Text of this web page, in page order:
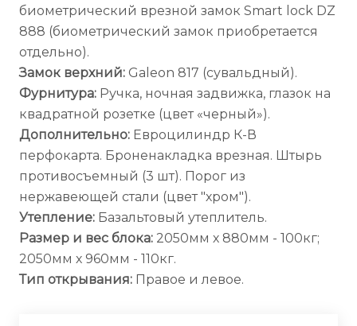
биометрический врезной замок Smart lock DZ
888 (биометрический замок приобретается
отдельно).
Замок верхний: Galeon 817 (сувальдный).
Фурнитура: Ручка, ночная задвижка, глазок на
квадратной розетке (цвет «черный»).
Дополнительно: Евроцилиндр К-В
перфокарта. Броненакладка врезная. Штырь
противосъемный (3 шт). Порог из
нержавеющей стали (цвет "хром").
Утепление: Базальтовый утеплитель.
Размер и вес блока: 2050мм х 880мм - 100кг;
2050мм х 960мм - 110кг.
Тип открывания: Правое и левое.